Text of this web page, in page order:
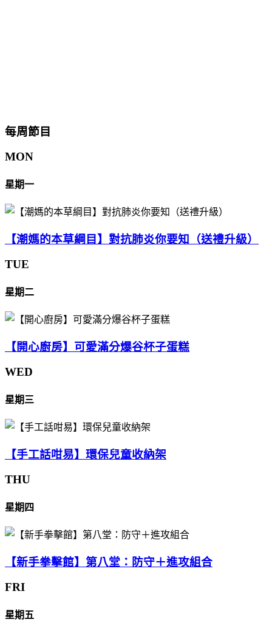
每周節目
MON
星期一
【潮媽的本草綱目】對抗肺炎你要知（送禮升級）
TUE
星期二
【開心廚房】可愛滿分爆谷杯子蛋糕
WED
星期三
【手工話咁易】環保兒童收納架
THU
星期四
【新手拳擊館】第八堂：防守＋進攻組合
FRI
星期五